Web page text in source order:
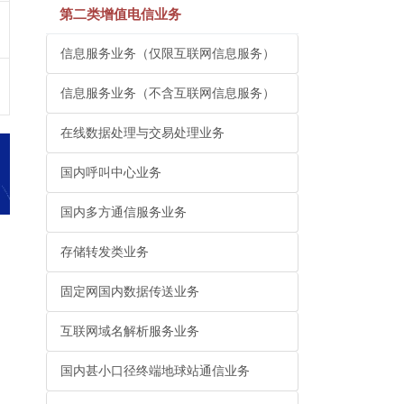
第二类增值电信业务
信息服务业务（仅限互联网信息服务）
信息服务业务（不含互联网信息服务）
在线数据处理与交易处理业务
国内呼叫中心业务
国内多方通信服务业务
存储转发类业务
固定网国内数据传送业务
互联网域名解析服务业务
国内甚小口径终端地球站通信业务